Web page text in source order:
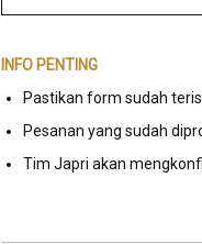
INFO PENTING
Pastikan form sudah
Pesanan yang sudah
Tim Japri akan